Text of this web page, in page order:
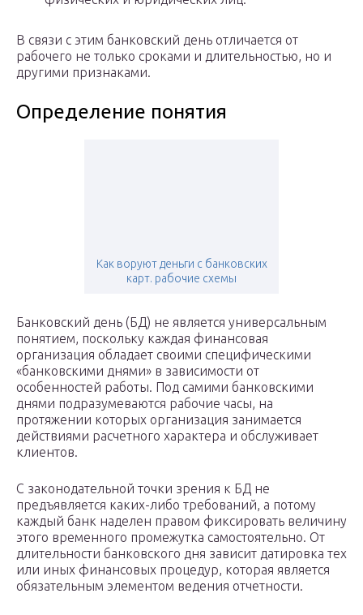
В связи с этим банковский день отличается от
рабочего не только сроками и длительностью, но и
другими признаками.
Определение понятия
Как воруют деньги с банковских
карт. рабочие схемы
Банковский день (БД) не является универсальным
понятием, поскольку каждая финансовая
организация обладает своими специфическими
«банковскими днями» в зависимости от
особенностей работы. Под самими банковскими
днями подразумеваются рабочие часы, на
протяжении которых организация занимается
действиями расчетного характера и обслуживает
клиентов.
С законодательной точки зрения к БД не
предъявляется каких-либо требований, а потому
каждый банк наделен правом фиксировать величину
этого временного промежутка самостоятельно. От
длительности банковского дня зависит датировка тех
или иных финансовых процедур, которая является
обязательным элементом ведения отчетности.